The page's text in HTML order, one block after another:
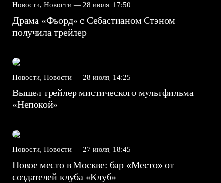
Новости, Новости — 28 июля, 17:50
Драма «Фьорд» с Себастианом Стэном
получила трейлер
Новости, Новости — 28 июля, 14:25
Вышел трейлер мистического мультфильма
«Непокой»
Новости, Новости — 27 июля, 18:45
Новое место в Москве: бар «Место» от
создателей клуба «Клуб»